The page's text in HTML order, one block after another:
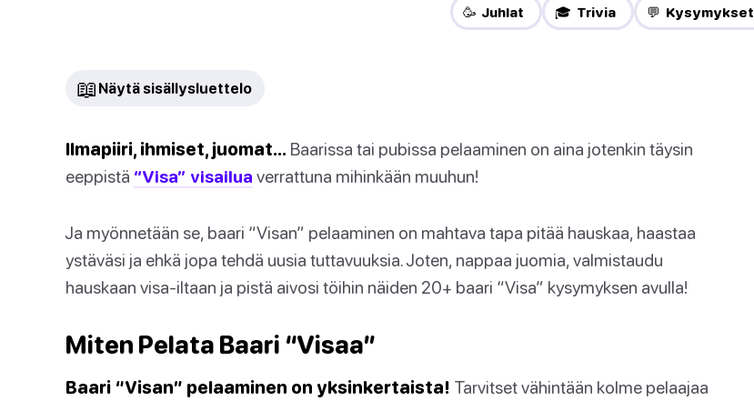
🥳 Juhlat 🎓 Trivia 💬 Kysymykset
📖 Näytä sisällysluettelo
Ilmapiiri, ihmiset, juomat… Baarissa tai pubissa pelaaminen on aina jotenkin täysin
eeppistä “Visa” visailua verrattuna mihinkään muuhun!
Ja myönnetään se, baari “Visan” pelaaminen on mahtava tapa pitää hauskaa, haastaa
ystäväsi ja ehkä jopa tehdä uusia tuttavuuksia. Joten, nappaa juomia, valmistaudu
hauskaan visa-iltaan ja pistä aivosi töihin näiden 20+ baari “Visa” kysymyksen avulla!
Miten Pelata Baari “Visaa”
Baari “Visan” pelaaminen on yksinkertaista! Tarvitset vähintään kolme pelaajaa